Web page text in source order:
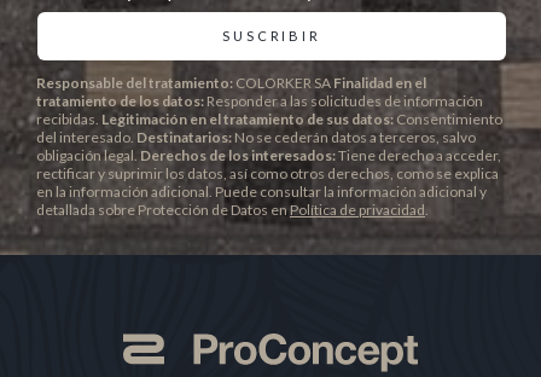
Responsable del tratamiento: COLORKER SA Finalidad en el
tratamiento de los datos: Responder a las solicitudes de información
recibidas. Legitimación en el tratamiento de sus datos: Consentimiento
del interesado. Destinatarios: No se cederán datos a terceros, salvo
obligación legal. Derechos de los interesados:Tiene derecho a acceder,
rectificar y suprimir los datos, así como otros derechos, como se explica
en la información adicional. Puede consultar la información adicional y
detallada sobre Protección de Datos enPolítica de privacidad.